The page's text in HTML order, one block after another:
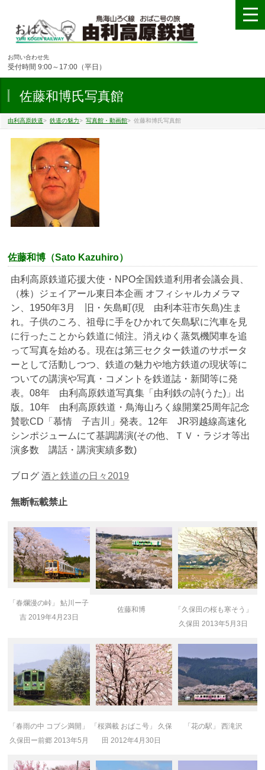
お問い合わせ先
受付時間 9:00～17:00（平日）
佐藤和博氏写真館
由利高原鉄道> 鉄道の魅力> 写真館・動画館> 佐藤和博氏写真館
佐藤和博（Sato Kazuhiro）
由利高原鉄道応援大使・NPO全国鉄道利用者会議会員、
（株）ジェイアール東日本企画 オフィシャルカメラマ
ン、1950年3月 旧・矢島町(現 由利本荘市矢島)生ま
れ。子供のころ、祖母に手をひかれて矢島駅に汽車を見
に行ったことから鉄道に傾注。消えゆく蒸気機関車を追
って写真を始める。現在は第三セクター鉄道のサポータ
ーとして活動しつつ、鉄道の魅力や地方鉄道の現状等に
ついての講演や写真・コメントを鉄道誌・新聞等に発
表。08年 由利高原鉄道写真集「由利鉄の詩(うた)」出
版。10年 由利高原鉄道・鳥海山ろく線開業25周年記念
賛歌CD「慕情 子吉川」発表。12年 JR羽越線高速化
シンポジュームにて基調講演(その他、ＴＶ・ラジオ等出
演多数 講話・講演実績多数)
ブログ酒と鉄道の日々2019
無断転載禁止
「春爛漫の峠」 鮎川ー子
吉 2019年4月23日
佐藤和博
「久保田の桜も寒そう」
久保田 2013年5月3日
「春雨の中 コブシ満開」
久保田ー前郷 2013年5月
「桜満載 おばこ号」 久保
田 2012年4月30日
「花の駅」 西滝沢